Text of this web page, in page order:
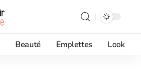
Beauté Emplettes Look